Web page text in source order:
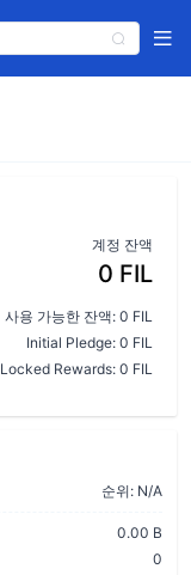
계정 잔액
0 FIL
사용 가능한 잔액: 0 FIL
Initial Pledge: 0 FIL
Locked Rewards: 0 FIL
순위: N/A
0.00 B
0